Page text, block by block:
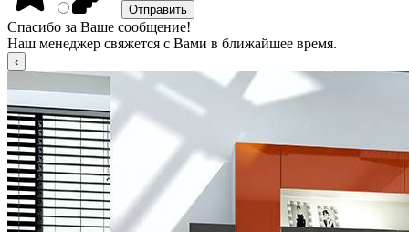
Спасибо за Ваше сообщение!
Наш менеджер свяжется с Вами в ближайшее время.